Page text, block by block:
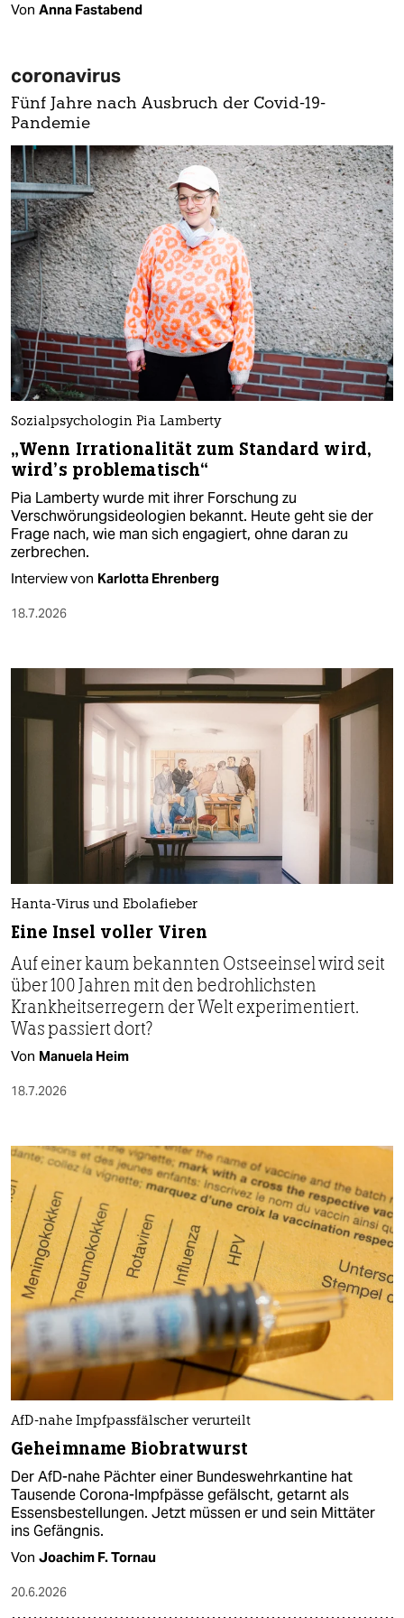
Von Anna Fastabend
coronavirus
Fünf Jahre nach Ausbruch der Covid-19-
Pandemie
Sozialpsychologin Pia Lamberty
„Wenn Irrationalität zum Standard wird,
wird’s problematisch“
Pia Lamberty wurde mit ihrer Forschung zu
Verschwörungsideologien bekannt. Heute geht sie der
Frage nach, wie man sich engagiert, ohne daran zu
zerbrechen.
Interview von Karlotta Ehrenberg
18.7.2026
Hanta-Virus und Ebolafieber
Eine Insel voller Viren
Auf einer kaum bekannten Ostseeinsel wird seit
über 100 Jahren mit den bedrohlichsten
Krankheitserregern der Welt experimentiert.
Was passiert dort?
Von Manuela Heim
18.7.2026
AfD-nahe Impfpassfälscher verurteilt
Geheimname Biobratwurst
Der AfD-nahe Pächter einer Bundeswehrkantine hat
Tausende Corona-Impfpässe gefälscht, getarnt als
Essensbestellungen. Jetzt müssen er und sein Mittäter
ins Gefängnis.
Von Joachim F. Tornau
20.6.2026